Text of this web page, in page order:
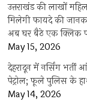
उत्तराखंड की लाखों
मिलेगी फायदे की
अब घर बैठे एक क्लिक
May 15, 2026
देहरादून में नर्सिंग
पेट्रोल; फूले पुलिस के
May 14, 2026